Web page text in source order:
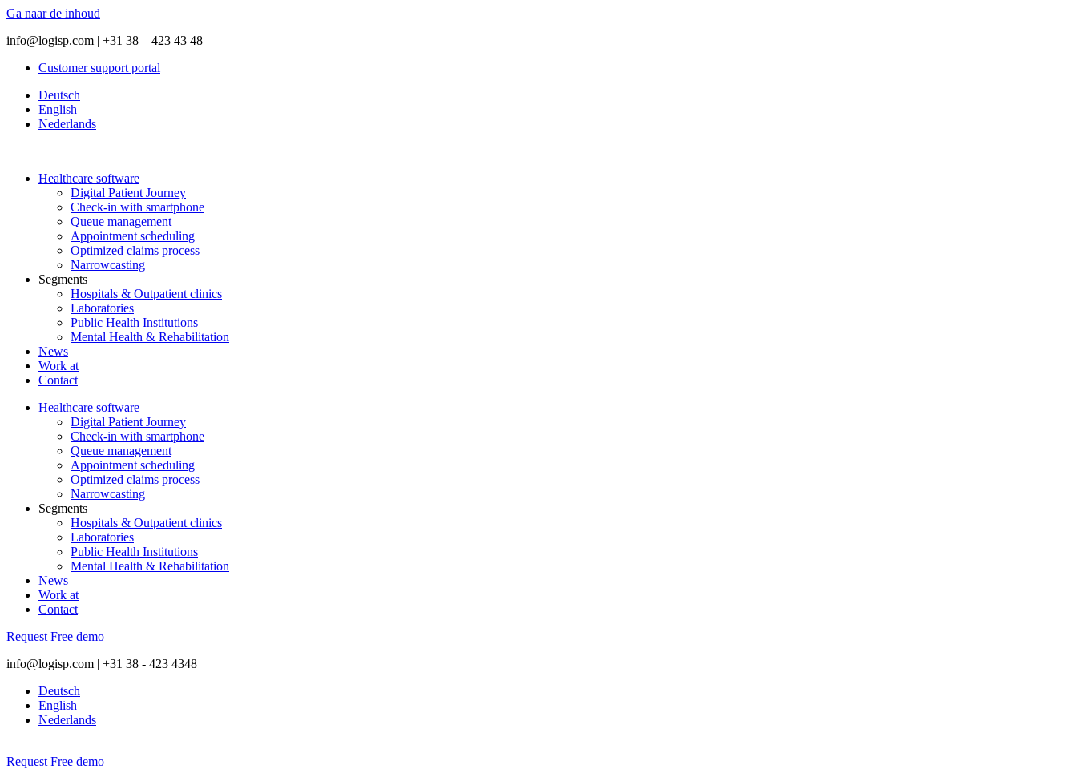
Ga naar de inhoud
info@logisp.com | +31 38 – 423 43 48
Customer support portal
Deutsch
English
Nederlands
Healthcare software
Digital Patient Journey
Check-in with smartphone
Queue management
Appointment scheduling
Optimized claims process
Narrowcasting
Segments
Hospitals & Outpatient clinics
Laboratories
Public Health Institutions
Mental Health & Rehabilitation
News
Work at
Contact
Healthcare software
Digital Patient Journey
Check-in with smartphone
Queue management
Appointment scheduling
Optimized claims process
Narrowcasting
Segments
Hospitals & Outpatient clinics
Laboratories
Public Health Institutions
Mental Health & Rehabilitation
News
Work at
Contact
Request Free demo
info@logisp.com | +31 38 - 423 4348
Deutsch
English
Nederlands
Request Free demo